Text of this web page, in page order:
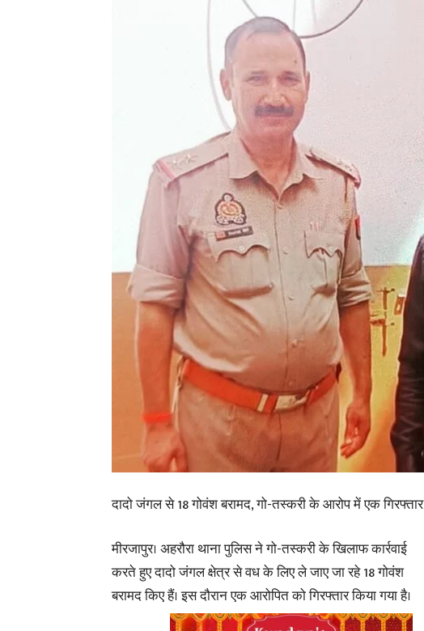
दादो जंगल से 18 गोवंश बरामद, गो-तस्करी के आरोप में एक गिरफ्तार
मीरजापुर। अहरौरा थाना पुलिस ने गो-तस्करी के खिलाफ कार्रवाई
करते हुए दादो जंगल क्षेत्र से वध के लिए ले जाए जा रहे 18 गोवंश
बरामद किए हैं। इस दौरान एक आरोपित को गिरफ्तार किया गया है।